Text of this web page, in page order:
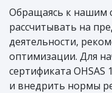
Обращаясь к нашим
рассчитывать на
деятельности,
оптимизации. Для
сертификата
и внедрить нормы